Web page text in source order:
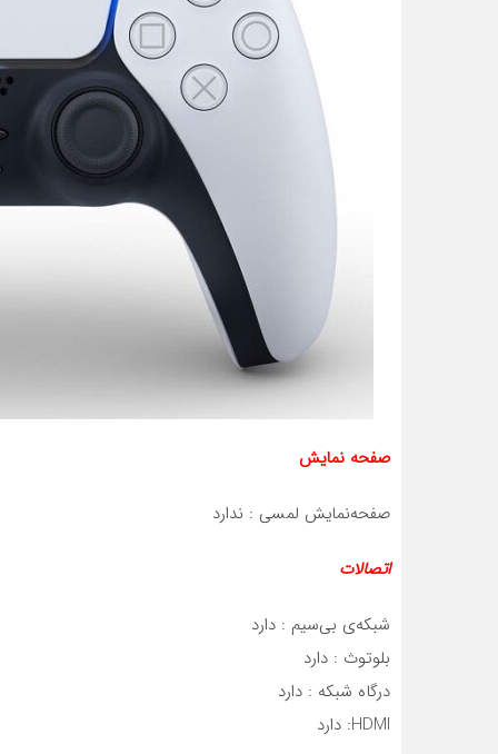
صفحه نمایش
صفحه‌نمایش لمسی : ندارد
اتصالات
شبکه‌ی بی‌سیم : دارد
بلوتوث : دارد
درگاه شبکه : دارد
HDMI: دارد